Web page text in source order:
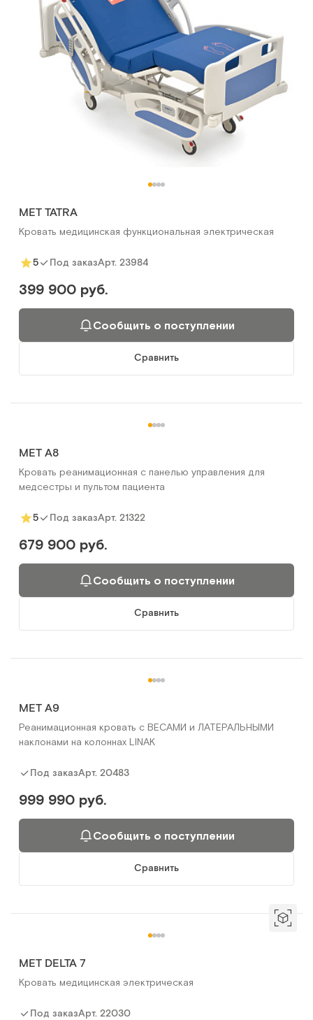
MET TATRA
Кровать медицинская функциональная электрическая
5 Под заказАрт. 23984
399 900 руб.
Сообщить о поступлении
Сравнить
MET A8
Кровать реанимационная с панелью управления для
медсестры и пультом пациента
5 Под заказАрт. 21322
679 900 руб.
Сообщить о поступлении
Сравнить
MET A9
Реанимационная кровать с ВЕСАМИ и ЛАТЕРАЛЬНЫМИ
наклонами на колоннах LINAK
Под заказАрт. 20483
999 990 руб.
Сообщить о поступлении
Сравнить
MET DELTA 7
Кровать медицинская электрическая
Под заказАрт. 22030